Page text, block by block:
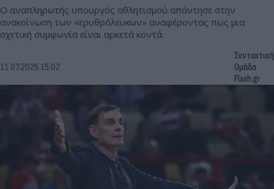
Ο αναπληρωτής υπουργός αθλητισμού απάντησε στην
ανακοίνωση των «ερυθρόλευκων» αναφέροντας πως μια
σχετική συμφωνία είναι αρκετά κοντά.
11.07.2025 15:02
Συντακτική
Ομάδα
Flash.gr